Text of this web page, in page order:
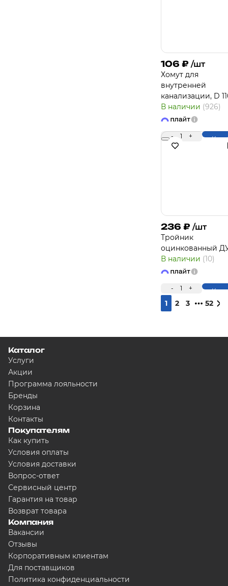
106 ₽ /шт
Хомут для
внутренней
канализации, D
В наличии (926)
- 1 +
236 ₽ /шт
Тройник
оцинкованный
В наличии (10)
- 1 +
1 2 3 52
Каталог
Услуги
Акции
Программа лояльности
Бренды
Корзина
Контакты
Покупателям
Как купить
Условия оплаты
Условия доставки
Вопрос-ответ
Сервисный центр
Гарантия на товар
Возврат товара
Компания
Вакансии
Отзывы
Корпоративным клиентам
Для поставщиков
Политика конфиденциальности